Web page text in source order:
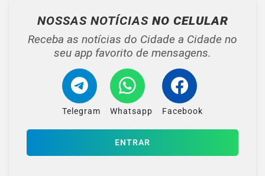
NOSSAS NOTÍCIAS NO CELULAR
Receba as notícias do Cidade a Cidade no
seu app favorito de mensagens.
Telegram Whatsapp Facebook
ENTRAR